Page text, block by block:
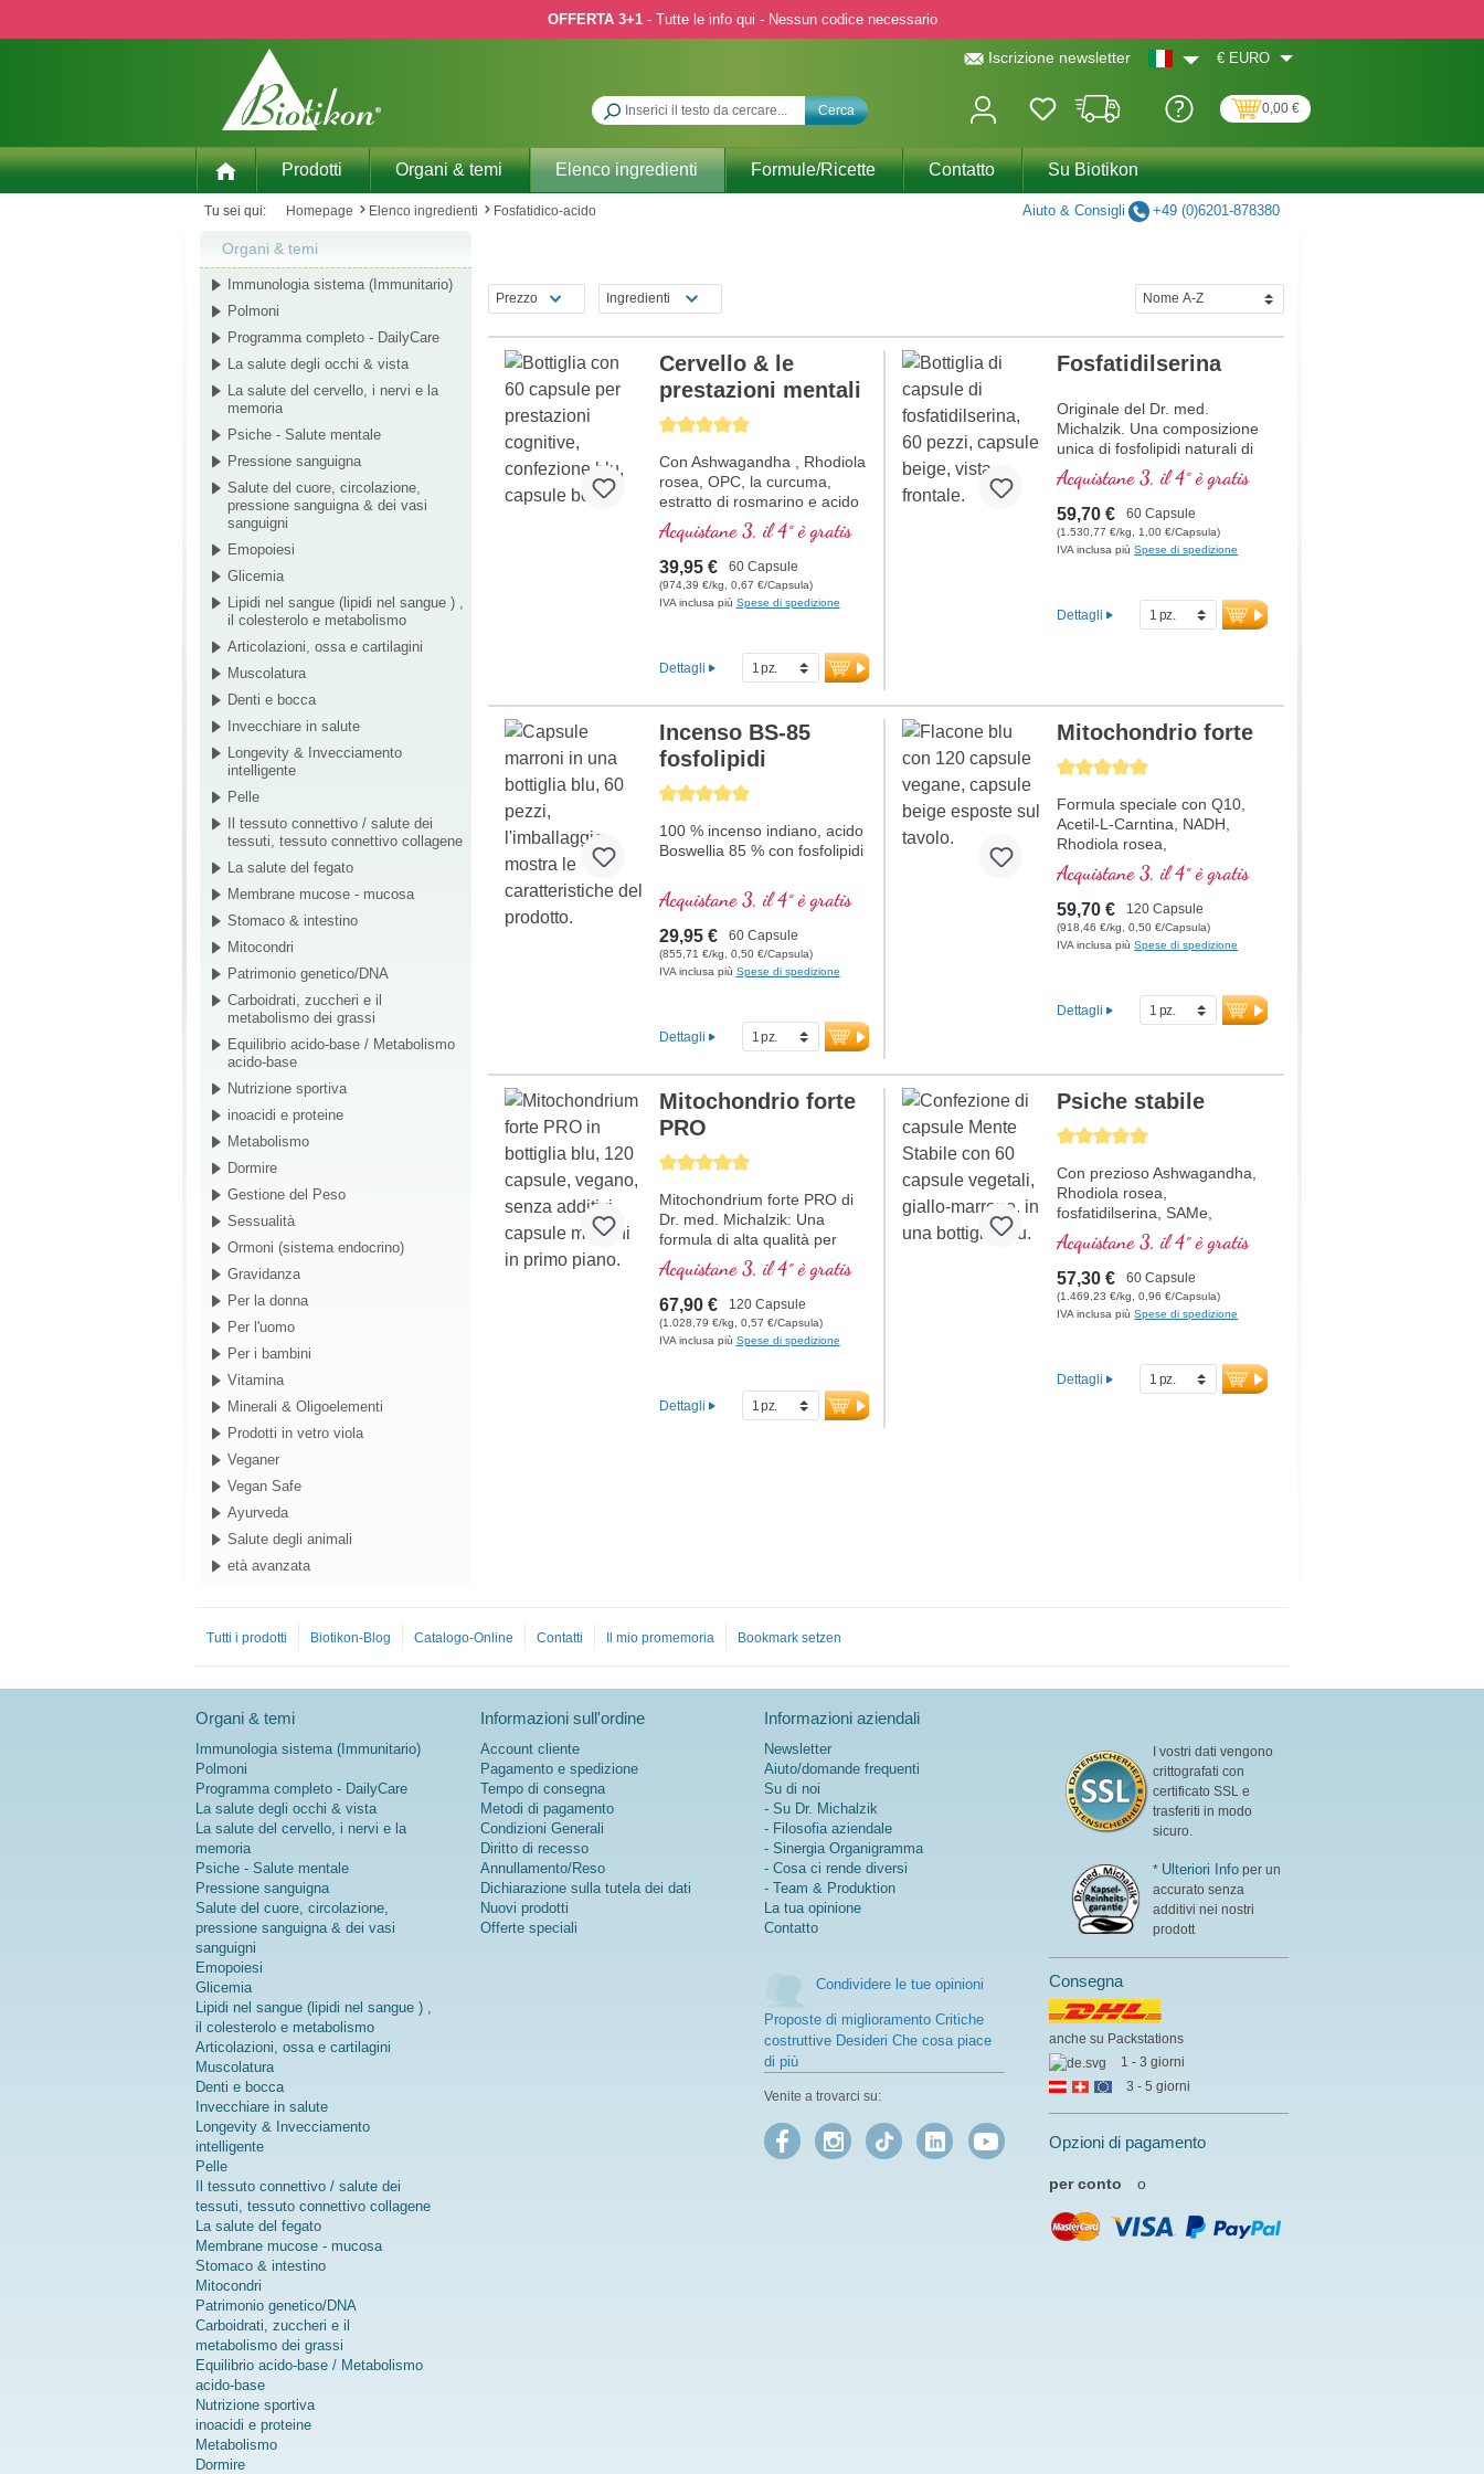
OFFERTA 3+1- Tutte le info qui - Nessun codice necessario
Iscrizione newsletter € EURO
Cerca 0,00 €
Prodotti Organi & temi Elenco ingredienti Formule/Ricette Contatto Su Biotikon
Tu sei qui: Homepage Elenco ingredienti Fosfatidico-acido Aiuto & Consigli +49 (0)6201-878380
Organi & temi
Immunologia sistema (Immunitario)
Polmoni
Programma completo - DailyCare
La salute degli occhi & vista
La salute del cervello, i nervi e la
memoria
Psiche - Salute mentale
Pressione sanguigna
Salute del cuore, circolazione,
pressione sanguigna & dei vasi
sanguigni
Emopoiesi
Glicemia
Lipidi nel sangue (lipidi nel sangue ) ,
il colesterolo e metabolismo
Articolazioni, ossa e cartilagini
Muscolatura
Denti e bocca
Invecchiare in salute
Longevity & Invecciamento
intelligente
Pelle
Il tessuto connettivo / salute dei
tessuti, tessuto connettivo collagene
La salute del fegato
Membrane mucose - mucosa
Stomaco & intestino
Mitocondri
Patrimonio genetico/DNA
Carboidrati, zuccheri e il
metabolismo dei grassi
Equilibrio acido-base / Metabolismo
acido-base
Nutrizione sportiva
inoacidi e proteine
Metabolismo
Dormire
Gestione del Peso
Sessualità
Ormoni (sistema endocrino)
Gravidanza
Per la donna
Per l'uomo
Per i bambini
Vitamina
Minerali & Oligoelementi
Prodotti in vetro viola
Veganer
Vegan Safe
Ayurveda
Salute degli animali
età avanzata
Prezzo Ingredienti
Average rating of 5 out of 5 stars
Cervello & le
prestazioni mentali
Con Ashwagandha , Rhodiola
rosea, OPC, la curcuma,
estratto di rosmarino e acido
pantotenico, che contribuisce
alla normale prestazioni
mentali ed è coinvolto nella
sintesi e nel metabolismo di
diversi neurotrasmettitori.
Acquistane 3, il 4° è gratis
39,95 € 60 Capsule
(974,39 €/kg, 0,67 €/Capsula)
IVA inclusa più Spese di spedizione
Dettagli
Fosfatidilserina
Originale del Dr. med.
Michalzik. Una composizione
unica di fosfolipidi naturali di
alta qualità con un alto
contenuto di prezioso
fosfatidilserina. Alta purezza,
il prodotto di fosfatidilserina
collaudato per oltre 15 anni.
126,5 mg fosfatidilserina,
1,5 mg fosfatidilcolina,
39,5 mg fosfatidil
etanolammina
Acquistane 3, il 4° è gratis
59,70 € 60 Capsule
(1.530,77 €/kg, 1,00 €/Capsula)
IVA inclusa piùSpese di spedizione
Dettagli
Average rating of 5 out of 5 stars
Incenso BS-85
fosfolipidi
100 % incenso indiano, acido
Boswellia 85 % con fosfolipidi
Acquistane 3, il 4° è gratis
29,95 € 60 Capsule
(855,71 €/kg, 0,50 €/Capsula)
IVA inclusa più Spese di spedizione
Dettagli
Average rating of 5 out of 5 stars
Mitochondrio forte
Formula speciale con Q10,
Acetil-L-Carntina, NADH,
Rhodiola rosea,
Fosfatidilserina, Glutatione,
Cordyceps e rame, che
contribuisce al normale
metabolismo di energia (sotto
forma di ATP nella catena
Acquistane 3, il 4° è gratis
59,70 € 120 Capsule
(918,46 €/kg, 0,50 €/Capsula)
IVA inclusa piùSpese di spedizione
Dettagli
Average rating of 5 out of 5 stars
Mitochondrio forte
PRO
Mitochondrium forte PRO di
Dr. med. Michalzik: Una
formula di alta qualità per
supportare il metabolismo
energetico e la salute
cellulare. Include NADH, Q10,
Resveratrolo e Tiamina, che
promuovono il metabolismo
forma di Sodium-R-Lipoato.
Sigillatura senza alluminio e
Acquistane 3, il 4° è gratis
67,90 € 120 Capsule
(1.028,79 €/kg, 0,57 €/Capsula)
IVA inclusa più Spese di spedizione
Dettagli
Average rating of 5 out of 5 stars
Psiche stabile
Con prezioso Ashwagandha,
Rhodiola rosea,
fosfatidilserina, SAMe,
Omega 3 e vitamina B12, che
contribuisce ad una funzione
normale della psiche
Acquistane 3, il 4° è gratis
57,30 € 60 Capsule
(1.469,23 €/kg, 0,96 €/Capsula)
IVA inclusa piùSpese di spedizione
Dettagli
Tutti i prodotti Biotikon-Blog Catalogo-Online Contatti Il mio promemoria Bookmark setzen
Organi & temi
Immunologia sistema (Immunitario)
Polmoni
Programma completo - DailyCare
La salute degli occhi & vista
La salute del cervello, i nervi e la
memoria
Psiche - Salute mentale
Pressione sanguigna
Salute del cuore, circolazione,
pressione sanguigna & dei vasi
sanguigni
Emopoiesi
Glicemia
Lipidi nel sangue (lipidi nel sangue ) ,
il colesterolo e metabolismo
Articolazioni, ossa e cartilagini
Muscolatura
Denti e bocca
Invecchiare in salute
Longevity & Invecciamento
intelligente
Pelle
Il tessuto connettivo / salute dei
tessuti, tessuto connettivo collagene
La salute del fegato
Membrane mucose - mucosa
Stomaco & intestino
Mitocondri
Patrimonio genetico/DNA
Carboidrati, zuccheri e il
metabolismo dei grassi
Equilibrio acido-base / Metabolismo
acido-base
Nutrizione sportiva
inoacidi e proteine
Metabolismo
Dormire
Informazioni sull'ordine
Account cliente
Pagamento e spedizione
Tempo di consegna
Metodi di pagamento
Condizioni Generali
Diritto di recesso
Annullamento/Reso
Dichiarazione sulla tutela dei dati
Nuovi prodotti
Offerte speciali
Informazioni aziendali
Newsletter
Aiuto/domande frequenti
Su di noi
- Su Dr. Michalzik
- Filosofia aziendale
- Sinergia Organigramma
- Cosa ci rende diversi
- Team & Produktion
La tua opinione
Contatto
Condividere le tue opinioni
Proposte di miglioramento Critiche
costruttive Desideri Che cosa piace
di più
Venite a trovarci su:
I vostri dati vengono
crittografati con
certificato SSL e
trasferiti in modo
sicuro.
* Ulteriori Info per un
accurato senza
additivi nei nostri
prodott
Consegna
anche su Packstations
1 - 3 giorni
3 - 5 giorni
Opzioni di pagamento
per conto o